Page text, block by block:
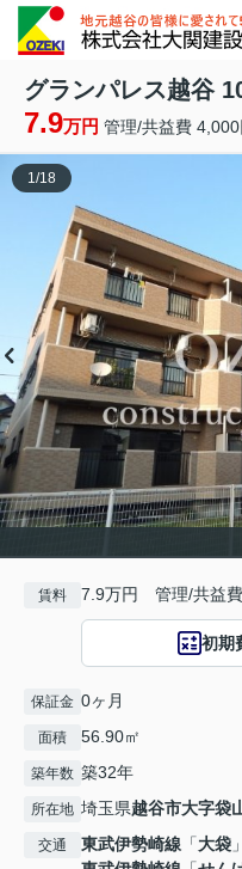
グランパレス越谷
7.9万円 管理/共益費 4,000
1/18
賃料 7.9万円 管理/共益
初期
保証金 0ヶ月
面積 56.90㎡
築年数 築32年
所在地 埼玉県越谷市大字袋
交通 東武伊勢崎線 「大袋